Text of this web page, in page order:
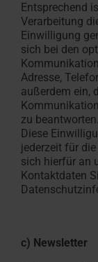
Entsprechend
Verarbeitung
Einwilligung
sich bei den
Adresse,
außerdem ein,
zu beantworten.
Diese
jederzeit für
sich hierfür an
Kontaktdaten
c) Newsletter